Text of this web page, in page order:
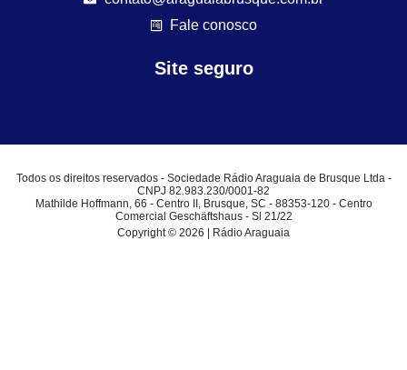
Fale conosco
Site seguro
Todos os direitos reservados - Sociedade Rádio Araguaia de Brusque Ltda -
CNPJ 82.983.230/0001-82
Mathilde Hoffmann, 66 - Centro II, Brusque, SC - 88353-120 - Centro
Comercial Geschäftshaus - Sl 21/22
Copyright © 2026 | Rádio Araguaia